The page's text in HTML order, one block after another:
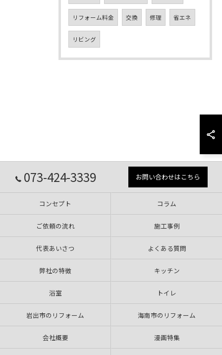
リフォーム料金 交換 修理 省エネ
リビング
073-424-3339 お問い合わせはこちら
コンセプト コラム
ご依頼の流れ 施工事例
代表あいさつ よくある質問
弊社の特徴 キッチン
浴室 トイレ
岩出市のリフォーム 海南市のリフォーム
会社概要 漫画特集